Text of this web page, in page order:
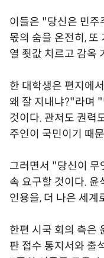
이들은 "당신은 민주
몫의 숨을 온전히,
열 죗값 치르고 감옥
한 대학생은 편지에
왜 잘 지내냐?"라며
것이다. 관저도 권력
주인이 국민이기 때
그러면서 "당신이 무
속 요구할 것이다. 윤
인용을, 더 나은 세
한편 시국 회의 측은
판 접수 통지서와 출